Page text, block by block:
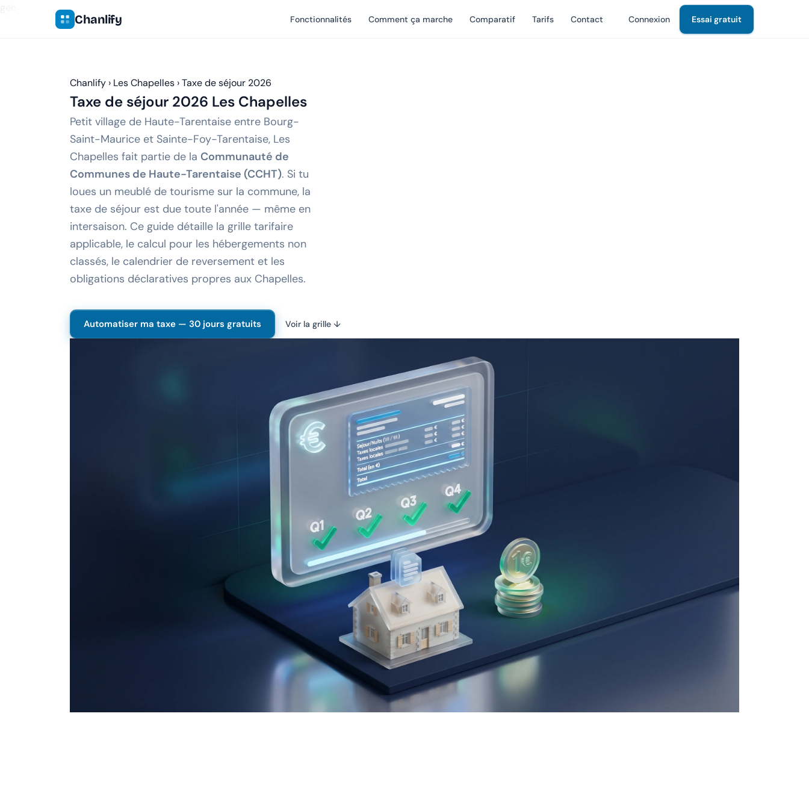
Chanlify Fonctionnalités Comment ça marche Comparatif Tarifs Contact Connexion Essai gratuit
Chanlify › Les Chapelles ›Taxe de séjour 2026
Taxe de séjour 2026 Les Chapelles
Petit village de Haute-Tarentaise entre Bourg-
Saint-Maurice et Sainte-Foy-Tarentaise, Les
Chapelles fait partie de la Communauté de
Communes de Haute-Tarentaise (CCHT). Si tu
loues un meublé de tourisme sur la commune, la
taxe de séjour est due toute l'année — même en
intersaison. Ce guide détaille la grille tarifaire
applicable, le calcul pour les hébergements non
classés, le calendrier de reversement et les
obligations déclaratives propres aux Chapelles.
Automatiser ma taxe — 30 jours gratuits Voir la grille ↓